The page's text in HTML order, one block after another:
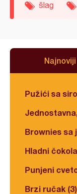
šlag
Najnoviji
Pužići sa
Brownies sa
Hladni
Punjeni
Brzi ručak (3)